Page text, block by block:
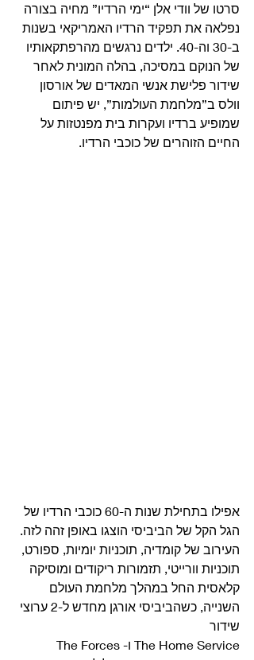
סרטו של וודי אלן “ימי הרדיו” מחיה בצורה
נפלאה את תפקיד הרדיו האמריקאי בשנות
ב-30 וה-40. ילדים נרגשים מהרפתקאותיו
של הנוקם במסיכה, בהלה המונית לאחר
שידור פלישת אנשי המאדים של אורסון
וולס ב”מלחמת העולמות”, יש פיתום
שמופיע ברדיו ועקרות בית מפנטזות על
החיים הזוהרים של כוכבי הרדיו.
אפילו בתחילת שנות ה-60 כוכבי הרדיו של
הגל הקל של הביביסי הוצגו באופן זהה לזה.
העירוב של קומדיה, תוכניות יומיות, ספורט,
תוכניות וורייטי, תזמורות ריקודים ומוסיקה
קלאסית החל במהלך מלחמת העולם
השנייה, כשהביביסי אורגן מחדש ל-2 ערוצי
שידור
The Home Service ו-The Forces